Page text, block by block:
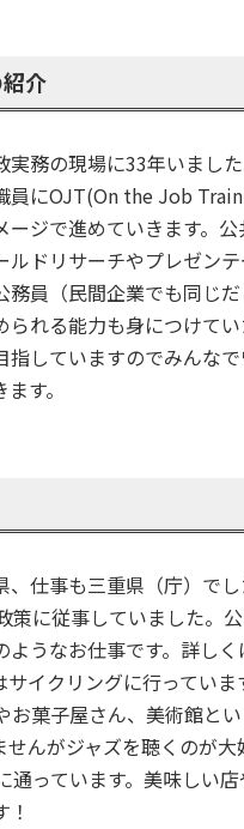
介
実務の現場に33年いまし
員にOJT(On the Job
ージで進めていきます。
ルドリサーチやプレゼン
務員（民間企業でも同じ
れる能力も身につけてい
指していますのでみんな
す。
、仕事も三重県（庁）で
策に従事していました。
ようなお仕事です。詳し
イクリングに行っていま
お菓子屋さん、美術館と
せんがジャズを聴くのが
通っています。美味しい